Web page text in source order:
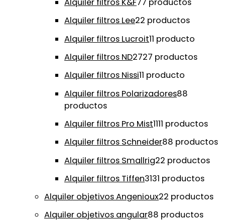
Alquiler filtros K&F77 productos
Alquiler filtros Lee22 productos
Alquiler filtros Lucroit11 producto
Alquiler filtros ND2727 productos
Alquiler filtros Nissi11 producto
Alquiler filtros Polarizadores88
productos
Alquiler filtros Pro Mist1111 productos
Alquiler filtros Schneider88 productos
Alquiler filtros Smallrig22 productos
Alquiler filtros Tiffen3131 productos
Alquiler objetivos Angenioux22 productos
Alquiler objetivos angular88 productos